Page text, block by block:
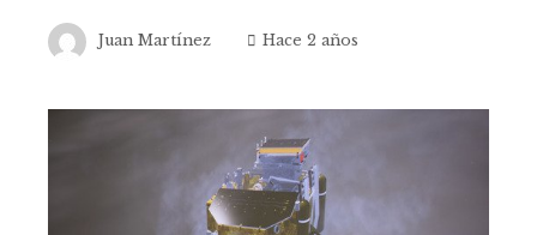
Juan Martínez Hace 2 años